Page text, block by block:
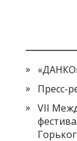
Пресс-
VII